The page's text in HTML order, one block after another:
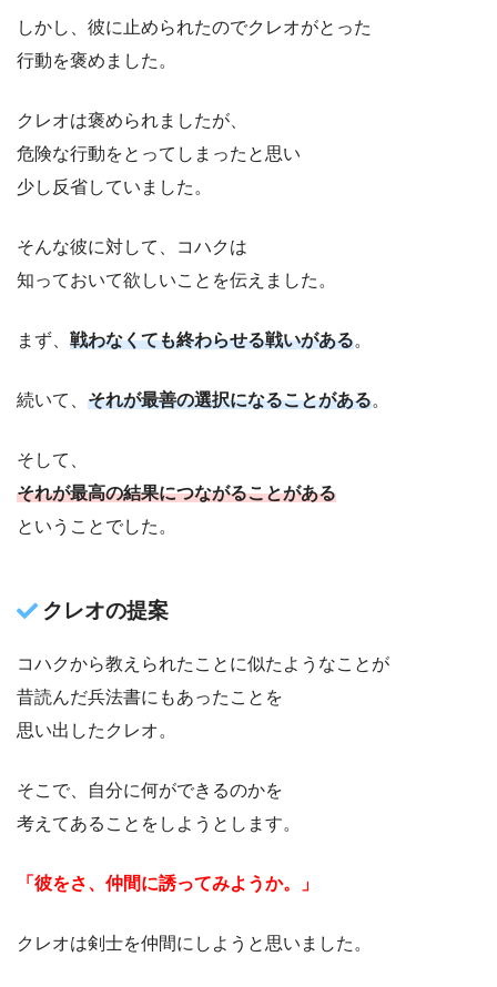
しかし、彼に止められたのでクレオがとった
行動を褒めました。
クレオは褒められましたが、
危険な行動をとってしまったと思い
少し反省していました。
そんな彼に対して、コハクは
知っておいて欲しいことを伝えました。
まず、 戦わなくても終わらせる戦いがある。
続いて、 それが最善の選択になることがある。
そして、
それが最高の結果につながることがある
ということでした。
クレオの提案
コハクから教えられたことに似たようなことが
昔読んだ兵法書にもあったことを
思い出したクレオ。
そこで、自分に何ができるのかを
考えてあることをしようとします。
「彼をさ、仲間に誘ってみようか。」
クレオは剣士を仲間にしようと思いました。